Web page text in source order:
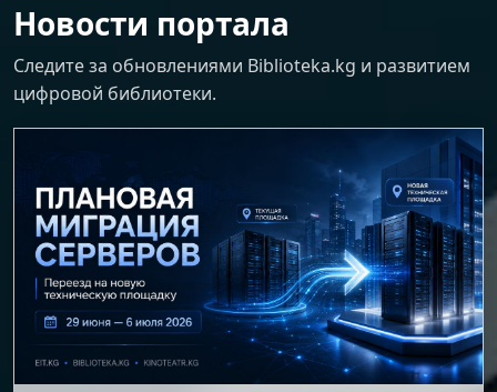
Новости портала
Следите за обновлениями Biblioteka.kg и развитием
цифровой библиотеки.